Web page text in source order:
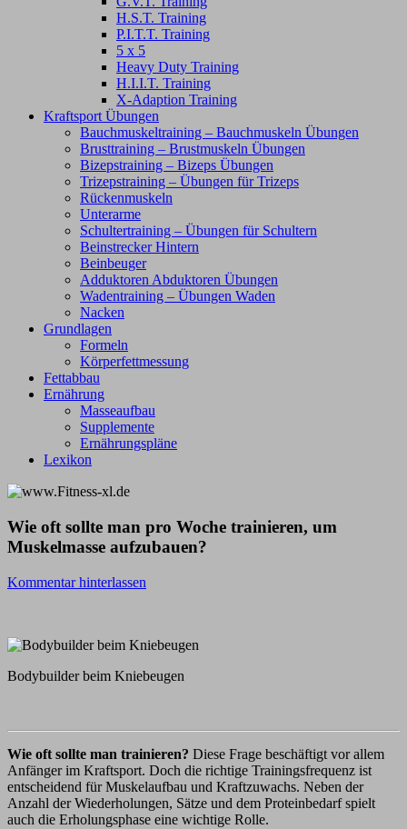
H.S.T. Training
P.I.T.T. Training
5 x 5
Heavy Duty Training
H.I.I.T. Training
X-Adaption Training
Kraftsport Übungen
Bauchmuskeltraining – Bauchmuskeln Übungen
Brusttraining – Brustmuskeln Übungen
Bizepstraining – Bizeps Übungen
Trizepstraining – Übungen für Trizeps
Rückenmuskeln
Unterarme
Schultertraining – Übungen für Schultern
Beinstrecker Hintern
Beinbeuger
Adduktoren Abduktoren Übungen
Wadentraining – Übungen Waden
Nacken
Grundlagen
Formeln
Körperfettmessung
Fettabbau
Ernährung
Masseaufbau
Supplemente
Ernährungspläne
Lexikon
Wie oft sollte man pro Woche trainieren, um
Muskelmasse aufzubauen?
Kommentar hinterlassen
Bodybuilder beim Kniebeugen
Wie oft sollte man trainieren? Diese Frage beschäftigt vor allem
Anfänger im Kraftsport. Doch die richtige Trainingsfrequenz ist
entscheidend für Muskelaufbau und Kraftzuwachs. Neben der
Anzahl der Wiederholungen, Sätze und dem Proteinbedarf spielt
auch die Erholungsphase eine wichtige Rolle.